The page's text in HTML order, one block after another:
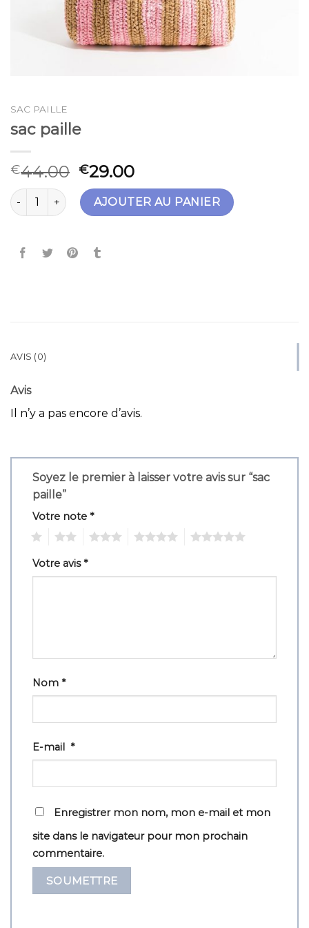
SAC PAILLE
sac paille
€44.00 €29.00
quantité de sac pailleAJOUTER AU PANIER
AVIS (0)
Avis
Il n’y a pas encore d’avis.
Soyez le premier à laisser votre avis sur “sac
paille”
Votre note *
Votre avis*
Nom *
E-mail *
Enregistrer mon nom, mon e-mail et mon
site dans le navigateur pour mon prochain
commentaire.